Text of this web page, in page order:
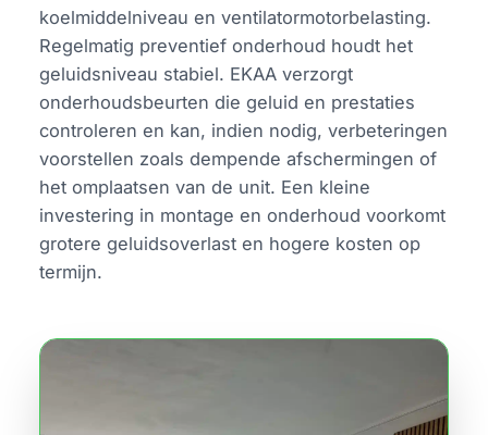
koelmiddelniveau en ventilatormotorbelasting.
Regelmatig preventief onderhoud houdt het
geluidsniveau stabiel. EKAA verzorgt
onderhoudsbeurten die geluid en prestaties
controleren en kan, indien nodig, verbeteringen
voorstellen zoals dempende afschermingen of
het omplaatsen van de unit. Een kleine
investering in montage en onderhoud voorkomt
grotere geluidsoverlast en hogere kosten op
termijn.